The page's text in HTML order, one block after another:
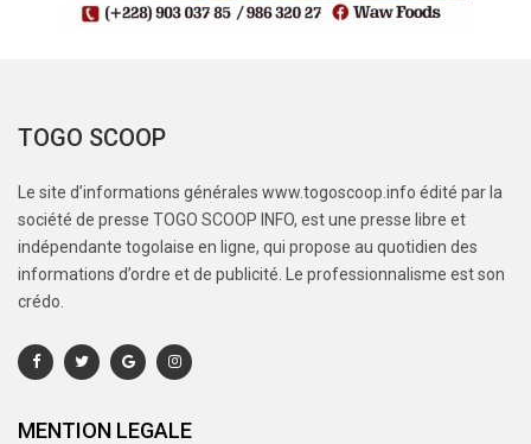
TOGO SCOOP
Le site d’informations générales www.togoscoop.info édité par la
société de presse TOGO SCOOP INFO, est une presse libre et
indépendante togolaise en ligne, qui propose au quotidien des
informations d’ordre et de publicité. Le professionnalisme est son
crédo.
MENTION LEGALE